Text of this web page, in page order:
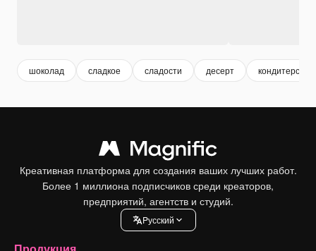
шоколад сладкое сладости десерт кондитерская
Креативная платформа для создания ваших лучших работ.
Более 1 миллиона подписчиков среди креаторов,
предприятий, агентств и студий.
Pусский